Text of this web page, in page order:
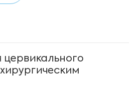
цервикального